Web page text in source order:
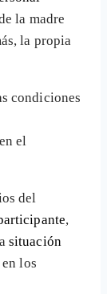
la madre
la propia
condiciones
el
del
,
situación
los